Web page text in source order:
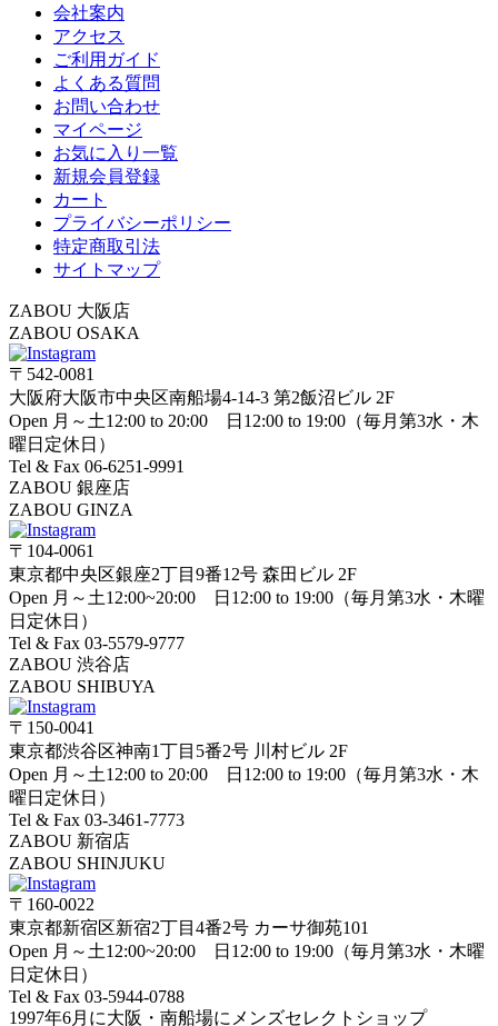
会社案内
アクセス
ご利用ガイド
よくある質問
お問い合わせ
マイページ
お気に入り一覧
新規会員登録
カート
プライバシーポリシー
特定商取引法
サイトマップ
ZABOU 大阪店
ZABOU OSAKA
〒542-0081
大阪府大阪市中央区南船場4-14-3 第2飯沼ビル 2F
Open 月～土12:00 to 20:00 日12:00 to 19:00（毎月第3水・木
曜日定休日）
Tel & Fax 06-6251-9991
ZABOU 銀座店
ZABOU GINZA
〒104-0061
東京都中央区銀座2丁目9番12号 森田ビル 2F
Open 月～土12:00~20:00 日12:00 to 19:00（毎月第3水・木曜
日定休日）
Tel & Fax 03-5579-9777
ZABOU 渋谷店
ZABOU SHIBUYA
〒150-0041
東京都渋谷区神南1丁目5番2号 川村ビル 2F
Open 月～土12:00 to 20:00 日12:00 to 19:00（毎月第3水・木
曜日定休日）
Tel & Fax 03-3461-7773
ZABOU 新宿店
ZABOU SHINJUKU
〒160-0022
東京都新宿区新宿2丁目4番2号 カーサ御苑101
Open 月～土12:00~20:00 日12:00 to 19:00（毎月第3水・木曜
日定休日）
Tel & Fax 03-5944-0788
1997年6月に大阪・南船場にメンズセレクトショップ